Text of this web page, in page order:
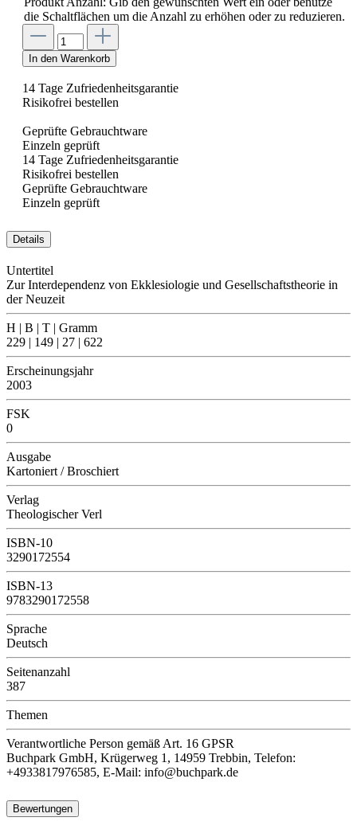
die Schaltflächen um die Anzahl zu erhöhen oder zu reduzieren.
In den Warenkorb
14 Tage Zufriedenheitsgarantie
Risikofrei bestellen
Geprüfte Gebrauchtware
Einzeln geprüft
14 Tage Zufriedenheitsgarantie
Risikofrei bestellen
Geprüfte Gebrauchtware
Einzeln geprüft
Details
Untertitel
Zur Interdependenz von Ekklesiologie und Gesellschaftstheorie in
der Neuzeit
H | B | T | Gramm
229 | 149 | 27 | 622
Erscheinungsjahr
2003
FSK
0
Ausgabe
Kartoniert / Broschiert
Verlag
Theologischer Verl
ISBN-10
3290172554
ISBN-13
9783290172558
Sprache
Deutsch
Seitenanzahl
387
Themen
Verantwortliche Person gemäß Art. 16 GPSR
Buchpark GmbH, Krügerweg 1, 14959 Trebbin, Telefon:
+4933817976585, E-Mail: info@buchpark.de
Bewertungen